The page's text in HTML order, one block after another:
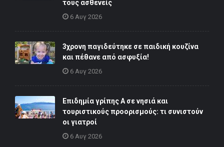
τους ασθενείς
6 Αυγ 2026
3χρονη παγιδεύτηκε σε παιδική κουζίνα
και πέθανε από ασφυξία!
6 Αυγ 2026
Επιδημία γρίπης Α σε νησιά και
τουριστικούς προορισμούς: τι συνιστούν
οι γιατροί
6 Αυγ 2026